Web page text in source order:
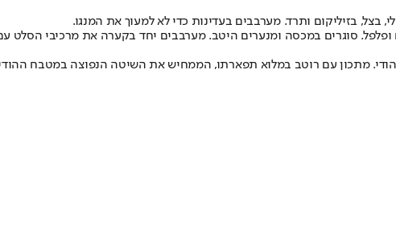
בזיליקום ותרד. מערבבים בעדינות כדי לא למעוך את המנגו.
ופלפל. סוגרים במכסה ומנערים היטב. מערבבים יחד בקערה את מרכיבי הסלט
מתכון עם רוטב במלוא תפארתו, הממחיש את השיטה הנפוצה במטבח ההודי